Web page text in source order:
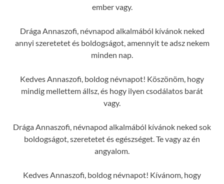
ember vagy.
Drága Annaszofi, névnapod alkalmából kívánok neked
annyi szeretetet és boldogságot, amennyit te adsz nekem
minden nap.
Kedves Annaszofi, boldog névnapot! Köszönöm, hogy
mindig mellettem állsz, és hogy ilyen csodálatos barát
vagy.
Drága Annaszofi, névnapod alkalmából kívánok neked sok
boldogságot, szeretetet és egészséget. Te vagy az én
angyalom.
Kedves Annaszofi, boldog névnapot! Kívánom, hogy